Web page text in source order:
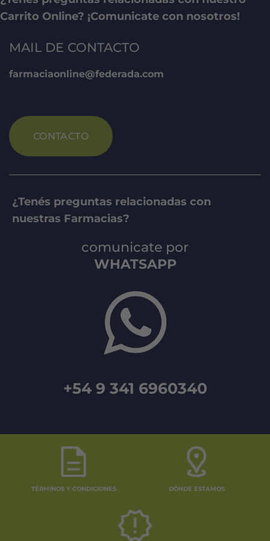
Carrito Online? ¡Comunicate con nosotros!
MAIL DE CONTACTO
farmaciaonline@federada.com
CONTACTO
¿Tenés preguntas relacionadas con
nuestras Farmacias?
comunicate por
WHATSAPP
+54 9 341 6960340
TÉRMINOS Y CONDICIONES DÓNDE ESTAMOS